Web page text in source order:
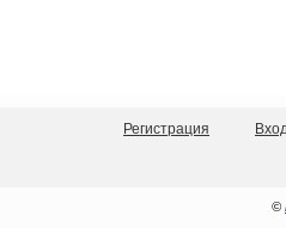
Регистрация
©